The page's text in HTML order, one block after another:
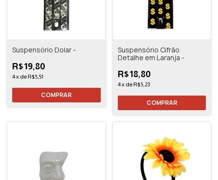
Suspensório Dolar -
R$19,80
4x de R$5,51
Suspensório Cifrão
Detalhe em Laranja -
R$18,80
4x de R$5,23